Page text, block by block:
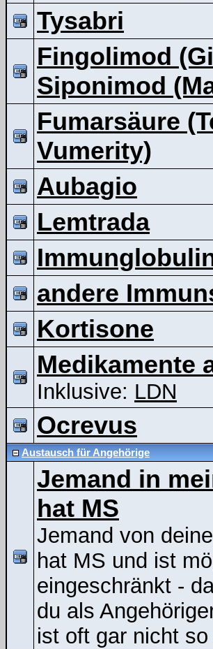
Tysabri
Fingolimod
Siponimod
Fumarsäure
Vumerity)
Aubagio
Lemtrada
andere
Kortisone
Medikamente
Inklusive: LDN
Ocrevus
Austausch für Angehörige
Jemand in
hat MS
Jemand von
hat MS und ist
eingeschränkt -
du als
ist oft gar nicht